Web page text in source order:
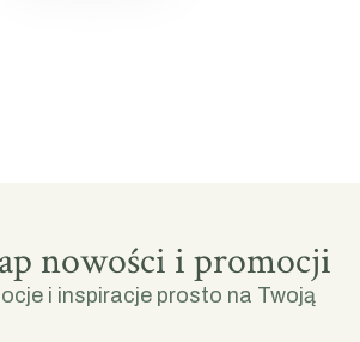
nowości i promocji
i inspiracje prosto na Twoją